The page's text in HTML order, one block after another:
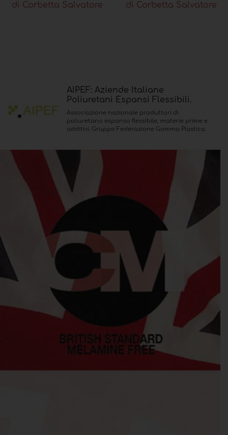
di Corbetta Salvatore
di Corbetta Salvatore
AIPEF: Aziende Italiane
Poliuretani Espansi Flessibili.
Associazione nazionale produttori di
poliuretano espanso flessibile, materie prime e
additivi. Gruppo Federazione Gomma Plastica.